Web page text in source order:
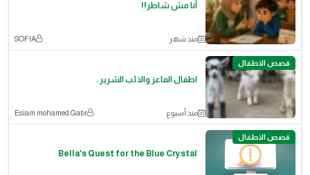
أنا مش شاطر!!
منذ شهر SOFIA
قصص الاطفال
اطفال الماعز والذئب الشرير .
منذ أسبوع Eslam mohamed Gabr
قصص الاطفال
Bella's Quest for the Blue Crystal